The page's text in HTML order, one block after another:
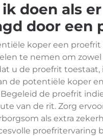
doen als
door een
koper een
te nemen om
u de proefrit
de potentiële koper
de proefrit
van de rit. Zorg
als extra
proefritervaring